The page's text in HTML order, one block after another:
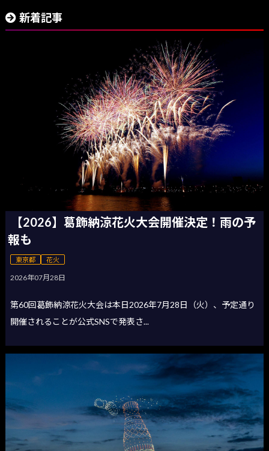
新着記事
【2026】葛飾納涼花火大会開催決定！雨の予
報も
東京都 花火
2026年07月28日
第60回葛飾納涼花火大会は本日2026年7月28日（火）、予定通り
開催されることが公式SNSで発表さ...